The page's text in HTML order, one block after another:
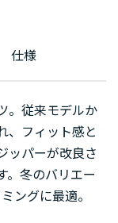
仕様
。従来モデルか
、フィット感と
ッパーが改良さ
。冬のバリエー
ングに最適。